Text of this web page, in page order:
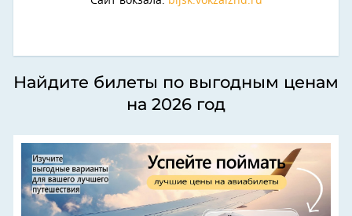
Найдите билеты по выгодным ценам
на 2026 год